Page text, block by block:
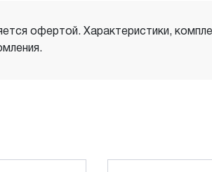
офертой. Характеристики,